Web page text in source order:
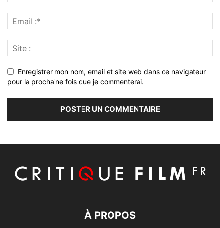
Enregistrer mon nom, email et site web dans ce navigateur
pour la prochaine fois que je commenterai.
À PROPOS